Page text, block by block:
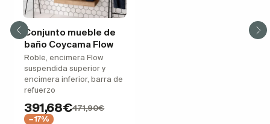
Conjunto mueble de
baño Coycama Flow
Roble, encimera Flow
suspendida superior y
encimera inferior, barra de
refuerzo
391,68€471,90€
−17%